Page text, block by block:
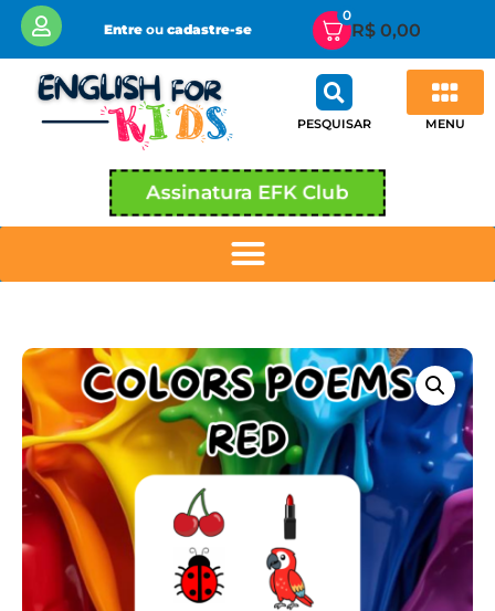
Entreou cadastre-se
0
R$ 0,00
PESQUISAR MENU
Assinatura EFK Club